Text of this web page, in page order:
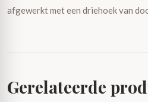
afgewerkt met een driehoek van
Gerelateerde